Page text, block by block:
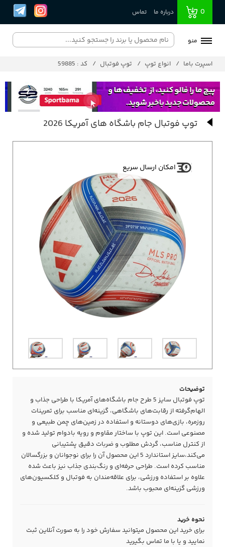
0 درباره ما تماس
منو
اسپرت باما انواع توپ توپ فوتبال کد : 59885
توپ فوتبال جام باشگاه های آمریکا 2026
امکان ارسال سریع
توضیحات
توپ فوتبال سایز 5 طرح جام باشگاه‌های آمریکا با طراحی جذاب و
الهام‌گرفته از رقابت‌های باشگاهی، گزینه‌ای مناسب برای تمرینات
روزمره، بازی‌های دوستانه و استفاده در زمین‌های چمن طبیعی و
مصنوعی است. این توپ با ساختار مقاوم و رویه بادوام تولید شده و
از کنترل مناسب، گردش مطلوب و ضربات دقیق پشتیبانی
می‌کند،سایز استاندارد 5 این محصول آن را برای نوجوانان و بزرگسالان
مناسب کرده است. طراحی حرفه‌ای و رنگ‌بندی جذاب نیز باعث شده
علاوه بر استفاده ورزشی، برای علاقه‌مندان به فوتبال و کلکسیون‌های
ورزشی گزینه‌ای محبوب باشد.
نحوه خرید
برای خرید این محصول میتوانید سفارش خود را به صورت آنلاین ثبت
نمایید و یا با ما تماس بگیرید